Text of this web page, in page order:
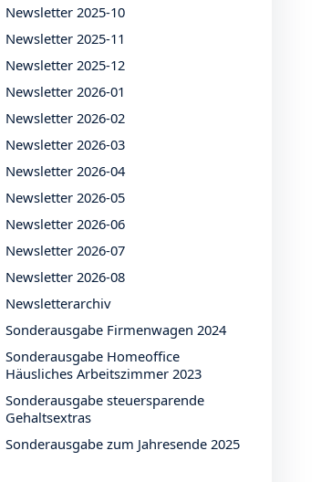
Newsletter 2025-10
Newsletter 2025-11
Newsletter 2025-12
Newsletter 2026-01
Newsletter 2026-02
Newsletter 2026-03
Newsletter 2026-04
Newsletter 2026-05
Newsletter 2026-06
Newsletter 2026-07
Newsletter 2026-08
Newsletterarchiv
Sonderausgabe Firmenwagen 2024
Sonderausgabe Homeoffice
Häusliches Arbeitszimmer 2023
Sonderausgabe steuersparende
Gehaltsextras
Sonderausgabe zum Jahresende 2025